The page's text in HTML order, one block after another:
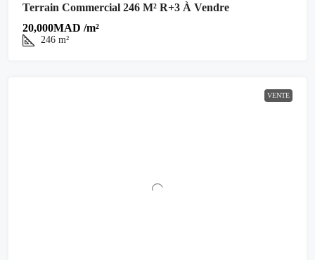
Terrain Commercial 246 M² R+3 À Vendre
20,000MAD /m²
246 m²
VENTE